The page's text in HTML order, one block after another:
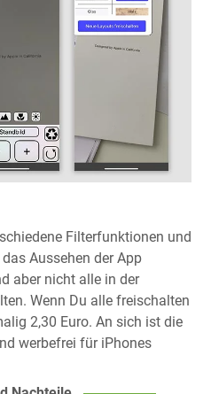
Filterfunktionen und
Aussehen der App
aber nicht alle in der
Wenn Du alle freischalten
2,30 Euro. An sich ist die
werbefrei für iPhones